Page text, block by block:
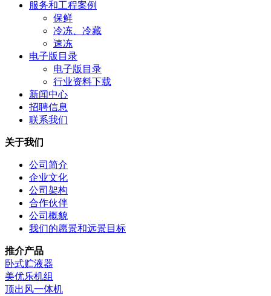
服务和工程案例
保鲜
冷冻、冷藏
速冻
电子版目录
电子版目录
行业资料下载
新闻中心
招聘信息
联系我们
关于我们
公司简介
企业文化
公司架构
合作伙伴
公司概貌
我们的愿景和远景目标
推介产品
卧式贮液器
美优乐机组
顶出风一体机